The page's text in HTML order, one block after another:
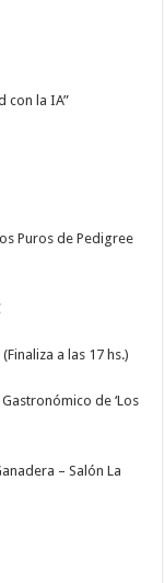
con la IA”
Puros de Pedigree
a las 17 hs.)
de ‘Los
– Salón La